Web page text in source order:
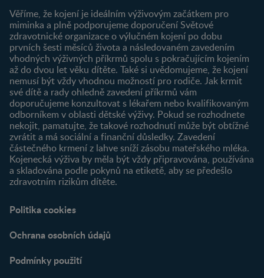
Můj účet
Registrace
Newsletter
Přihlášení
Produkty
Najít produkt
Věříme, že kojení je ideálním výživovým začátkem pro
miminka a plně podporujeme doporučení Světové
zdravotnické organizace o výlučném kojení po dobu
prvních šesti měsíců života a následovaném zavedením
vhodných výživných příkrmů spolu s pokračujícím kojením
až do dvou let věku dítěte. Také si uvědomujeme, že kojení
nemusí být vždy vhodnou možností pro rodiče. Jak krmit
své dítě a rady ohledně zavedení příkrmů vám
doporučujeme konzultovat s lékařem nebo kvalifikovaným
odborníkem v oblasti dětské výživy. Pokud se rozhodnete
nekojit, pamatujte, že takové rozhodnutí může být obtížné
zvrátit a má sociální a finanční důsledky. Zavedení
částečného krmení z lahve sníží zásobu mateřského mléka.
Kojenecká výživa by měla být vždy připravována, používána
a skladována podle pokynů na etiketě, aby se předešlo
zdravotním rizikům dítěte.
Politika cookies
Ochrana osobních údajů
Podmínky použití